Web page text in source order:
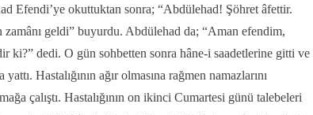
Efendi’ye okuttuktan sonra; “Abdülehad! Şöhret âfettir.
geldi” buyurdu. Abdülehad da; “Aman efendim,
ki?” dedi. O gün sohbetten sonra hâne-i saadetlerine gitti ve
Hastalığının ağır olmasına rağmen namazlarını
çalıştı. Hastalığının on ikinci Cumartesi günü talebeleri